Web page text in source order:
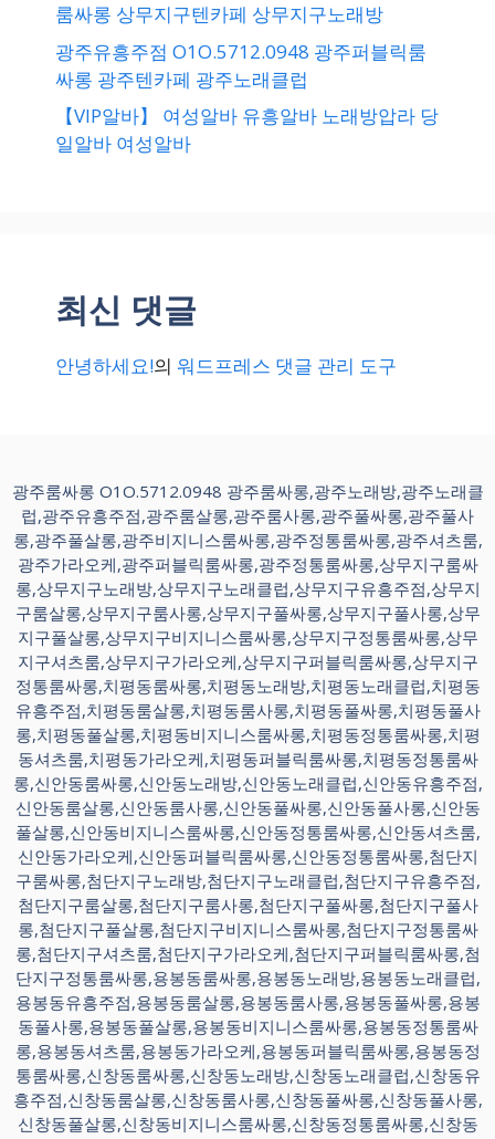
룸싸롱 상무지구텐카페 상무지구노래방
광주유흥주점 O1O.5712.0948 광주퍼블릭룸
싸롱 광주텐카페 광주노래클럽
【VIP알바】 여성알바 유흥알바 노래방압라 당
일알바 여성알바
최신 댓글
안녕하세요!의 워드프레스 댓글 관리 도구
광주룸싸롱 O1O.5712.0948 광주룸싸롱,광주노래방,광주노래클
럽,광주유흥주점,광주룸살롱,광주룸사롱,광주풀싸롱,광주풀사
롱,광주풀살롱,광주비지니스룸싸롱,광주정통룸싸롱,광주셔츠룸,
광주가라오케,광주퍼블릭룸싸롱,광주정통룸싸롱,상무지구룸싸
롱,상무지구노래방,상무지구노래클럽,상무지구유흥주점,상무지
구룸살롱,상무지구룸사롱,상무지구풀싸롱,상무지구풀사롱,상무
지구풀살롱,상무지구비지니스룸싸롱,상무지구정통룸싸롱,상무
지구셔츠룸,상무지구가라오케,상무지구퍼블릭룸싸롱,상무지구
정통룸싸롱,치평동룸싸롱,치평동노래방,치평동노래클럽,치평동
유흥주점,치평동룸살롱,치평동룸사롱,치평동풀싸롱,치평동풀사
롱,치평동풀살롱,치평동비지니스룸싸롱,치평동정통룸싸롱,치평
동셔츠룸,치평동가라오케,치평동퍼블릭룸싸롱,치평동정통룸싸
롱,신안동룸싸롱,신안동노래방,신안동노래클럽,신안동유흥주점,
신안동룸살롱,신안동룸사롱,신안동풀싸롱,신안동풀사롱,신안동
풀살롱,신안동비지니스룸싸롱,신안동정통룸싸롱,신안동셔츠룸,
신안동가라오케,신안동퍼블릭룸싸롱,신안동정통룸싸롱,첨단지
구룸싸롱,첨단지구노래방,첨단지구노래클럽,첨단지구유흥주점,
첨단지구룸살롱,첨단지구룸사롱,첨단지구풀싸롱,첨단지구풀사
롱,첨단지구풀살롱,첨단지구비지니스룸싸롱,첨단지구정통룸싸
롱,첨단지구셔츠룸,첨단지구가라오케,첨단지구퍼블릭룸싸롱,첨
단지구정통룸싸롱,용봉동룸싸롱,용봉동노래방,용봉동노래클럽,
용봉동유흥주점,용봉동룸살롱,용봉동룸사롱,용봉동풀싸롱,용봉
동풀사롱,용봉동풀살롱,용봉동비지니스룸싸롱,용봉동정통룸싸
롱,용봉동셔츠룸,용봉동가라오케,용봉동퍼블릭룸싸롱,용봉동정
통룸싸롱,신창동룸싸롱,신창동노래방,신창동노래클럽,신창동유
흥주점,신창동룸살롱,신창동룸사롱,신창동풀싸롱,신창동풀사롱,
신창동풀살롱,신창동비지니스룸싸롱,신창동정통룸싸롱,신창동